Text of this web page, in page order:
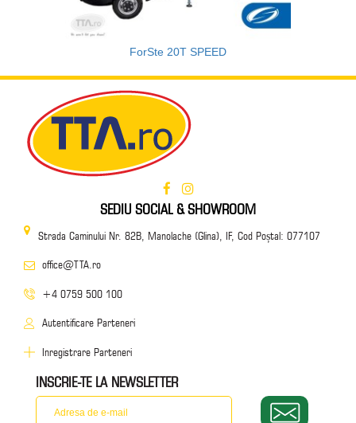
ForSte 20T SPEED
SEDIU SOCIAL & SHOWROOM
Strada Caminului Nr. 82B, Manolache (Glina), IF, Cod Poștal: 077107
office@TTA.ro
+4 0759 500 100
Autentificare Parteneri
Inregistrare Parteneri
INSCRIE-TE LA NEWSLETTER